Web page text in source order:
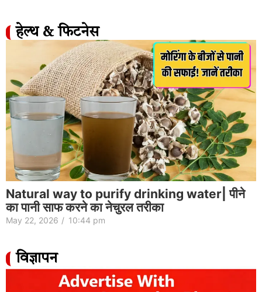
हेल्थ & फिटनेस
Natural way to purify drinking water| पीने
का पानी साफ करने का नेचुरल तरीका
May 22, 2026 / 10:44 pm
विज्ञापन